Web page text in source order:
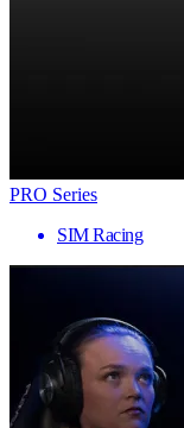
PRO Series
SIM Racing